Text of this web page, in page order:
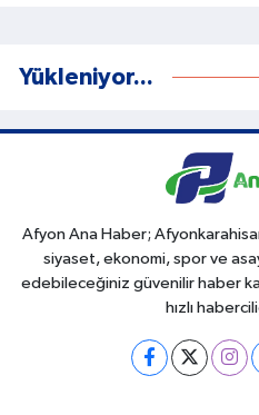
Yükleniyor...
Afyon Ana Haber;
siyaset, ekonomi, spor ve
edebileceğiniz güvenilir haber
hızlı